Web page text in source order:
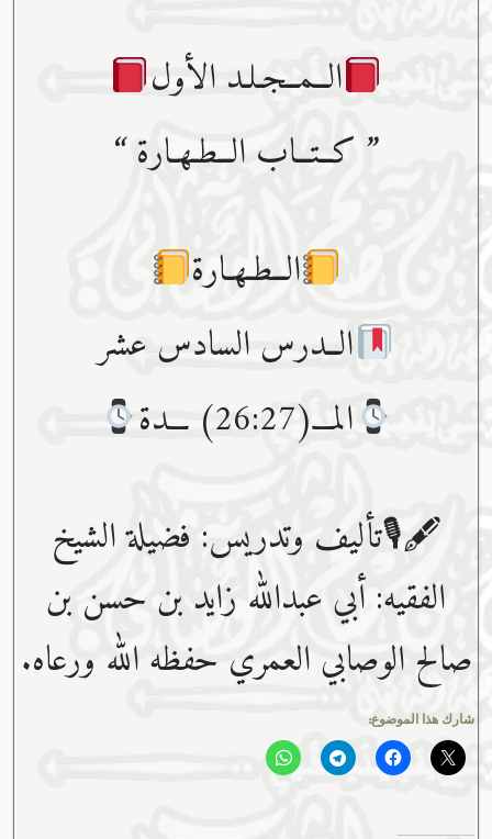
الــمــجـلـد الأول
” كــتــاب الــطـهـارة “
الــطـهـارة
الــدرس السادس عشر
المـــ(26:27) ـــدة
🖋🎙تأليف وتدريس: فضيلة الشيخ
الفقيه: أبي عبدﷲ زايد بن حسن بن
صالح الوصابي العمري حفظه ﷲ ورعاه.
شارك هذا الموضوع: